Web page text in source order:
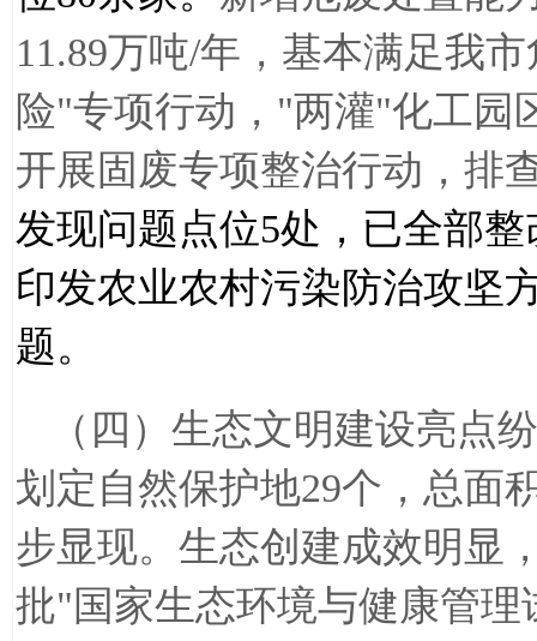
11.89万吨/年，基本满足我
险"专项行动， "两灌"化工园
开展固废专项整治行动，排
发现问题点位5处，已全部
印发农业农村污染防治攻坚
题。
（四）生态文明建设亮点
划定自然保护地29个，总面
步显现。生态创建成效明显
批"国家生态环境与健康管理